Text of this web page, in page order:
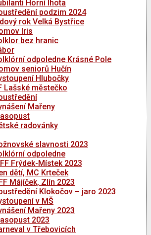
Horní lhota
podzim 2024
rok Velká Bystřice
Iris
bez hranic
odpoledne Krásné Pole
seniorů Hučín
Hlubočky
Lašské městečko
Mařeny
radovánky
slavnosti 2023
odpoledne
Frýdek-Místek 2023
dětí, MC Krteček
Májíček, Zlín 2023
Klokočov – jaro 2023
v MŠ
Mařeny 2023
2023
v Třebovicích